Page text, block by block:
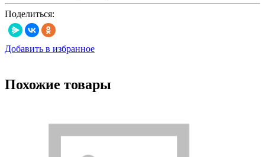
Поделиться:
Добавить в избранное
Похожие товары